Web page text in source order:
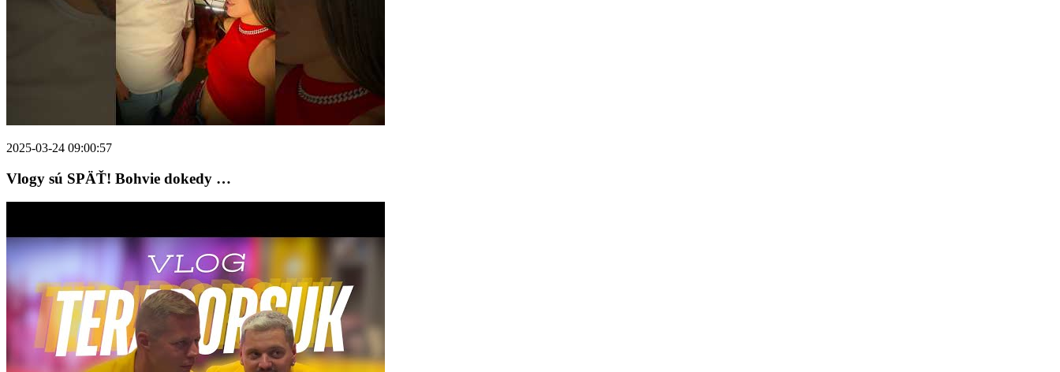
2025-03-24 09:00:57
Vlogy sú SPÄŤ! Bohvie dokedy …